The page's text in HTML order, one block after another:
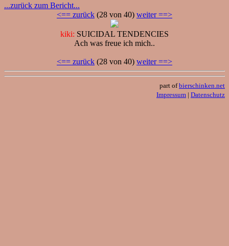
...zurück zum Bericht...
<== zurück (28 von 40) weiter ==>
kiki: SUICIDAL TENDENCIES
Ach was freue ich mich..
<== zurück (28 von 40) weiter ==>
part ofbierschinken.net
Impressum | Datenschutz